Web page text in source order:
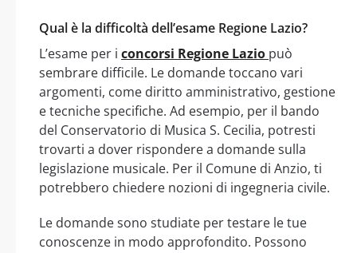
Qual è la difficoltà dell’esame Regione Lazio?
L’esame per i concorsi Regione Lazio può
sembrare difficile. Le domande toccano vari
argomenti, come diritto amministrativo, gestione
e tecniche specifiche. Ad esempio, per il bando
del Conservatorio di Musica S. Cecilia, potresti
trovarti a dover rispondere a domande sulla
legislazione musicale. Per il Comune di Anzio, ti
potrebbero chiedere nozioni di ingegneria civile.
Le domande sono studiate per testare le tue
conoscenze in modo approfondito. Possono